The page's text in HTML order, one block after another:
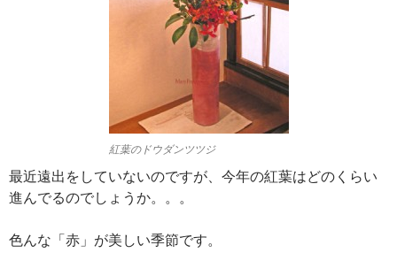
紅葉のドウダンツツジ
最近遠出をしていないのですが、今年の紅葉はどのくらい
進んでるのでしょうか。。。
色んな「赤」が美しい季節です。